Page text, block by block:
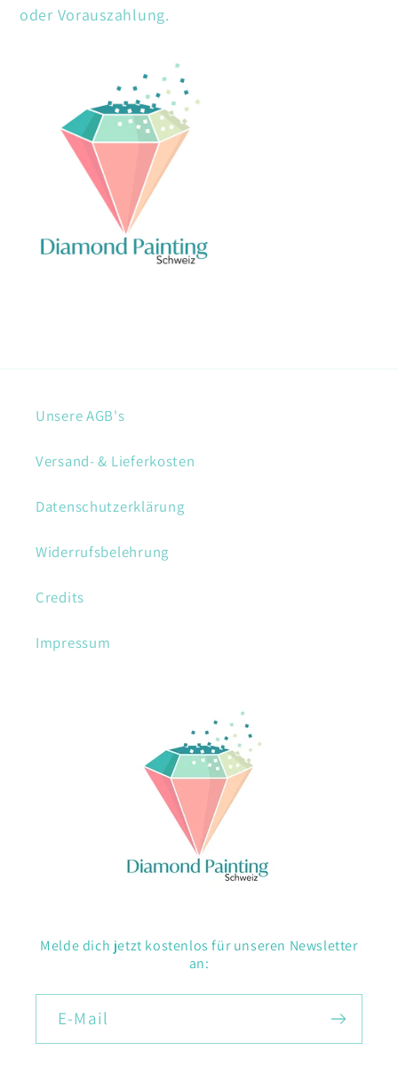
oder Vorauszahlung.
Unsere AGB's
Versand- & Lieferkosten
Datenschutzerklärung
Widerrufsbelehrung
Credits
Impressum
Melde dich jetzt kostenlos für unseren Newsletter
an:
E-Mail